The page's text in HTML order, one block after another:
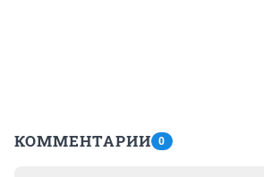
КОММЕНТАРИИ 0